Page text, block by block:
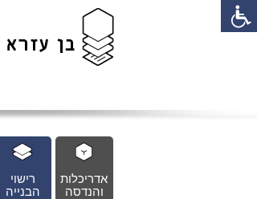
רישוי
הבנייה
אדריכלות
והנדסה